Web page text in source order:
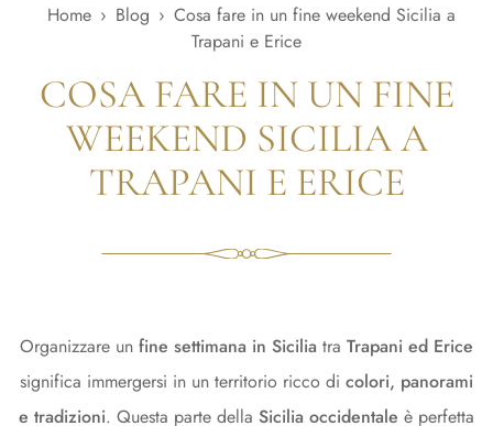
Home › Blog › Cosa fare in un fine weekend Sicilia a
Trapani e Erice
COSA FARE IN UN FINE
WEEKEND SICILIA A
TRAPANI E ERICE
Organizzare un fine settimana in Sicilia tra Trapani ed Erice
significa immergersi in un territorio ricco di colori, panorami
e tradizioni. Questa parte della Sicilia occidentale è perfetta